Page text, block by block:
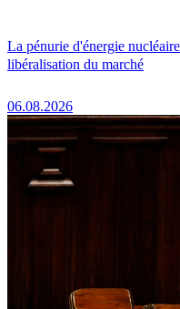
La pénurie d'énergie
libéralisation du marché
06.08.2026